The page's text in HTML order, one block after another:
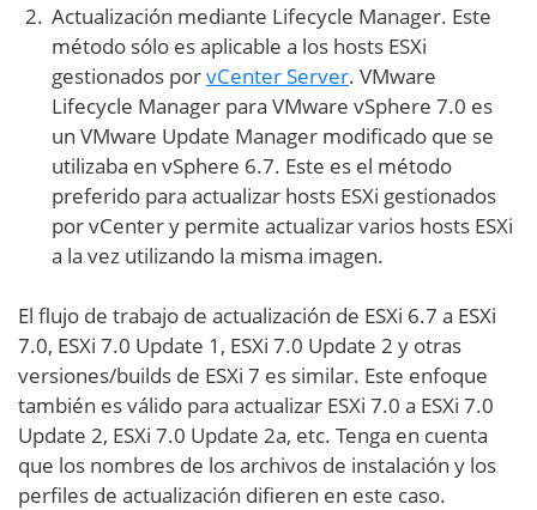
Actualización mediante Lifecycle Manager. Este
método sólo es aplicable a los hosts ESXi
gestionados porvCenter Server. VMware
Lifecycle Manager para VMware vSphere 7.0 es
un VMware Update Manager modificado que se
utilizaba en vSphere 6.7. Este es el método
preferido para actualizar hosts ESXi gestionados
por vCenter y permite actualizar varios hosts ESXi
a la vez utilizando la misma imagen.
El flujo de trabajo de actualización de ESXi 6.7 a ESXi
7.0, ESXi 7.0 Update 1, ESXi 7.0 Update 2 y otras
versiones/builds de ESXi 7 es similar. Este enfoque
también es válido para actualizar ESXi 7.0 a ESXi 7.0
Update 2, ESXi 7.0 Update 2a, etc. Tenga en cuenta
que los nombres de los archivos de instalación y los
perfiles de actualización difieren en este caso.